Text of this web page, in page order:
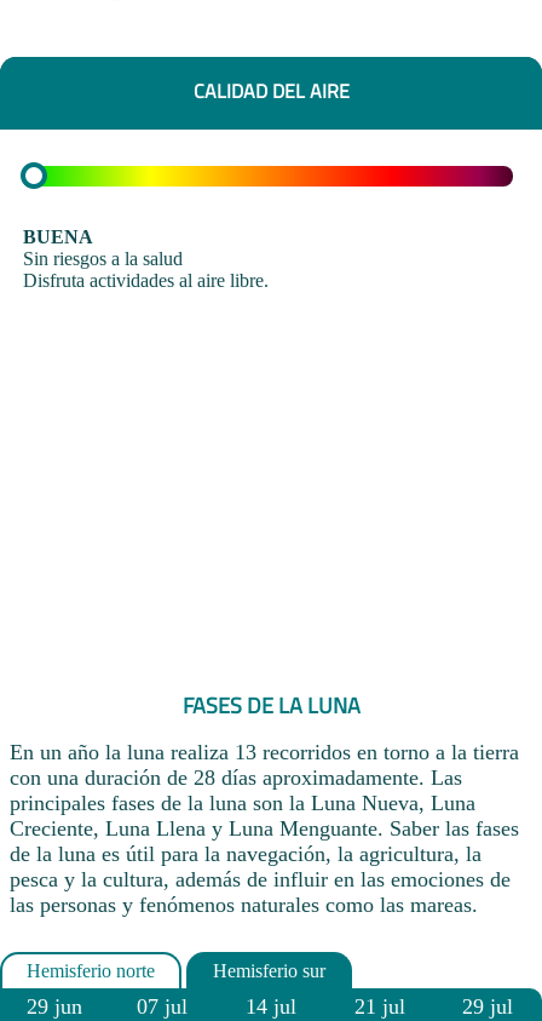
CALIDAD DEL AIRE
BUENA
Sin riesgos a la salud
Disfruta actividades al aire libre.
FASES DE LA LUNA
En un año la luna realiza 13 recorridos en torno a la tierra
con una duración de 28 días aproximadamente. Las
principales fases de la luna son la Luna Nueva, Luna
Creciente, Luna Llena y Luna Menguante. Saber las fases
de la luna es útil para la navegación, la agricultura, la
pesca y la cultura, además de influir en las emociones de
las personas y fenómenos naturales como las mareas.
29 jun 07 jul 14 jul 21 jul 29 jul